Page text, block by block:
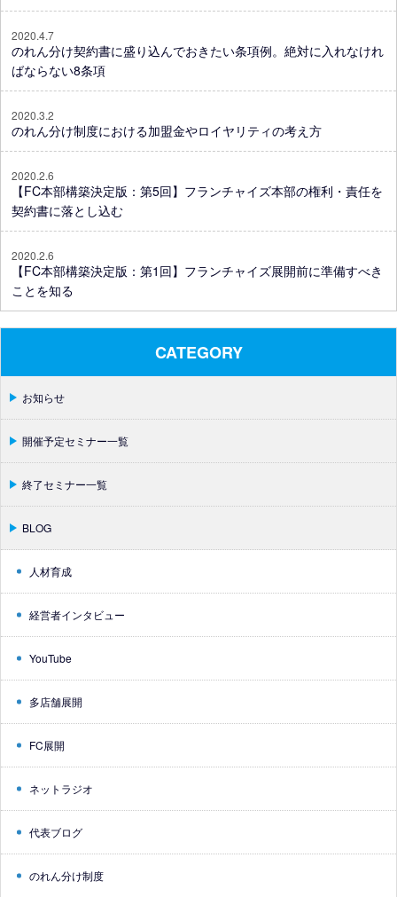
2020.4.7
のれん分け契約書に盛り込んでおきたい条項例。絶対に入れなけれ
ばならない8条項
2020.3.2
のれん分け制度における加盟金やロイヤリティの考え方
2020.2.6
【FC本部構築決定版：第5回】フランチャイズ本部の権利・責任を
契約書に落とし込む
2020.2.6
【FC本部構築決定版：第1回】フランチャイズ展開前に準備すべき
ことを知る
CATEGORY
お知らせ
開催予定セミナー一覧
終了セミナー一覧
BLOG
人材育成
経営者インタビュー
YouTube
多店舗展開
FC展開
ネットラジオ
代表ブログ
のれん分け制度